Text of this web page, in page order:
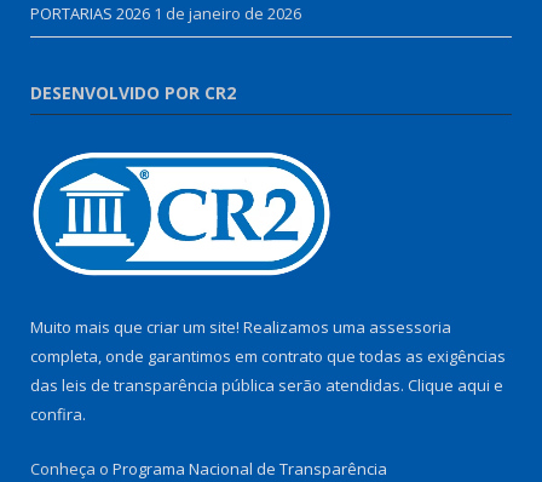
PORTARIAS 2026 1 de janeiro de 2026
DESENVOLVIDO POR CR2
Muito mais que criar um site! Realizamos uma assessoria
completa, onde garantimos em contrato que todas as exigências
das leis de transparência pública serão atendidas. Clique aqui e
confira.
Conheça o Programa Nacional de Transparência